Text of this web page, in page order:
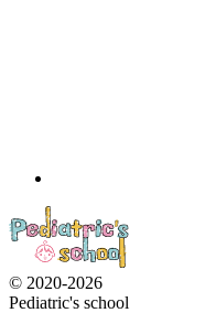
© 2020-2026
Pediatric's school